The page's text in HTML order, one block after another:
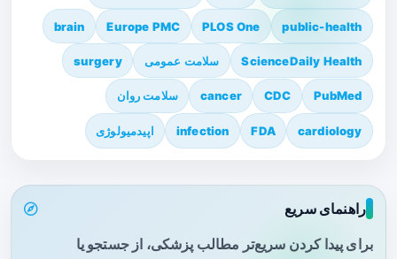
public-health
PLOS One
Europe PMC
brain
ScienceDaily Health سلامت عمومی surgery
PubMed
CDC
cancer سلامت روان
cardiology
FDA
infection اپیدمیولوژی
راهنمای سریع
برای پیدا کردن سریع‌تر مطالب پزشکی، از جستجو یا